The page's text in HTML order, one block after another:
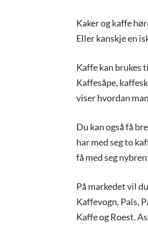
Kaker og kaffe
Eller kanskje en
Kaffe kan brukes
Kaffesåpe,
viser hvordan
Du kan også få
har med seg to
få med seg
På markedet vil
Kaffevogn, Pals,
Kaffe og Roest.